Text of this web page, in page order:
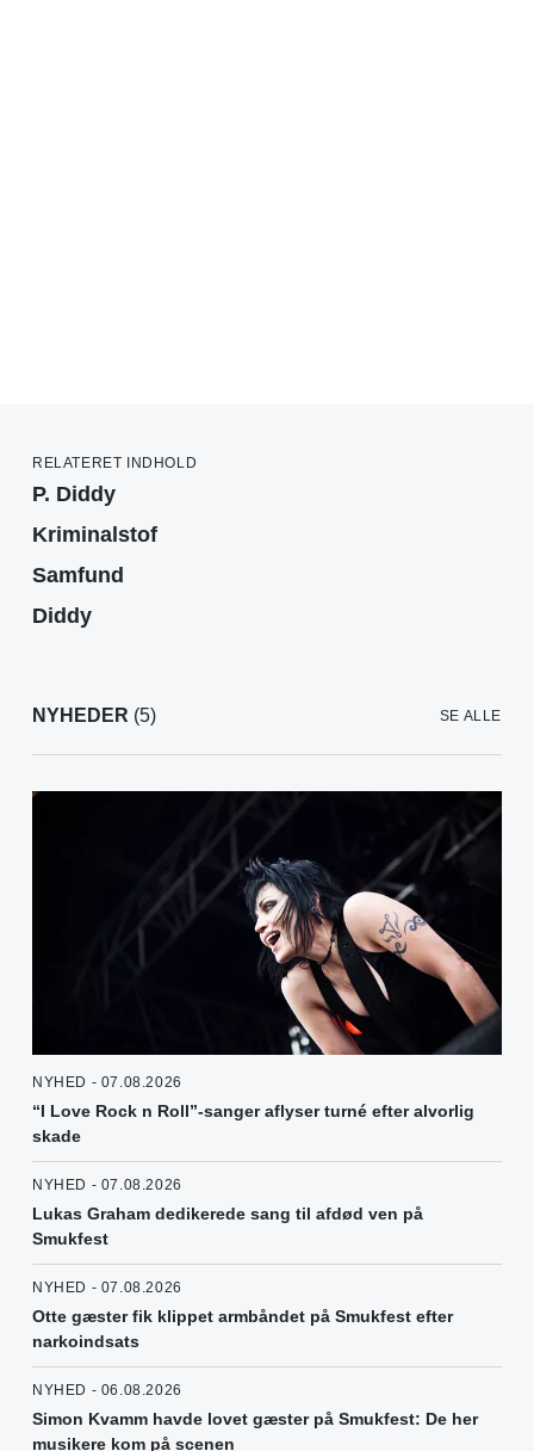
RELATERET INDHOLD
P. Diddy
Kriminalstof
Samfund
Diddy
NYHEDER (5) SE ALLE
NYHED - 07.08.2026
“I Love Rock n Roll”-sanger aflyser turné efter alvorlig
skade
NYHED - 07.08.2026
Lukas Graham dedikerede sang til afdød ven på
Smukfest
NYHED - 07.08.2026
Otte gæster fik klippet armbåndet på Smukfest efter
narkoindsats
NYHED - 06.08.2026
Simon Kvamm havde lovet gæster på Smukfest: De her
musikere kom på scenen